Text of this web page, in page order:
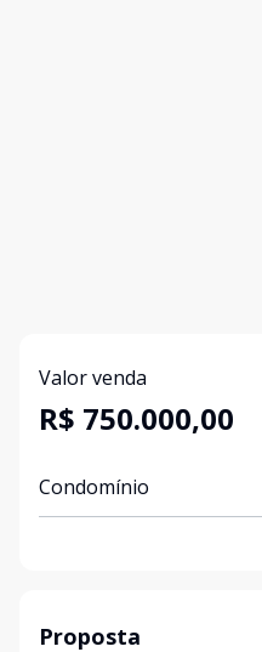
Valor venda
R$ 750.000,00
Condomínio
Proposta